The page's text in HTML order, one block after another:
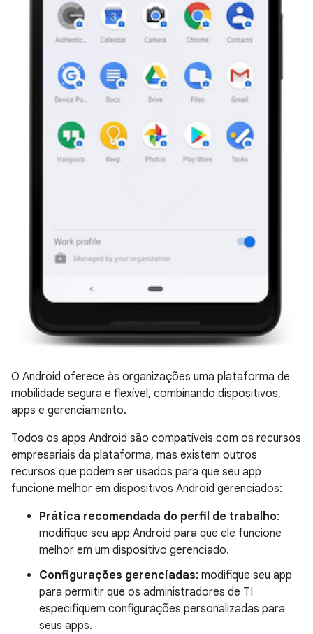
O Android oferece às organizações uma plataforma de
mobilidade segura e flexível, combinando dispositivos,
apps e gerenciamento.
Todos os apps Android são compatíveis com os recursos
empresariais da plataforma, mas existem outros
recursos que podem ser usados para que seu app
funcione melhor em dispositivos Android gerenciados:
Prática recomendada do perfil de trabalho:
modifique seu app Android para que ele funcione
melhor em um dispositivo gerenciado.
Configurações gerenciadas: modifique seu app
para permitir que os administradores de TI
especifiquem configurações personalizadas para
seus apps.